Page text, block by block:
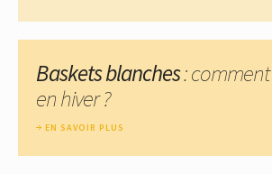
Baskets blanches:
en hiver ?
EN SAVOIR PLUS